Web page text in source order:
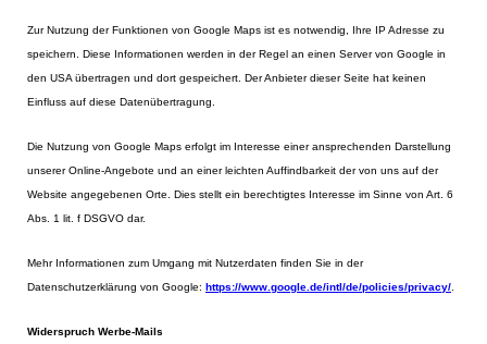
Zur Nutzung der Funktionen von Google Maps ist es notwendig, Ihre IP Adresse zu
speichern. Diese Informationen werden in der Regel an einen Server von Google in
den USA übertragen und dort gespeichert. Der Anbieter dieser Seite hat keinen
Einfluss auf diese Datenübertragung.
Die Nutzung von Google Maps erfolgt im Interesse einer ansprechenden Darstellung
unserer Online-Angebote und an einer leichten Auffindbarkeit der von uns auf der
Website angegebenen Orte. Dies stellt ein berechtigtes Interesse im Sinne von Art. 6
Abs. 1 lit. f DSGVO dar.
Mehr Informationen zum Umgang mit Nutzerdaten finden Sie in der
Datenschutzerklärung von Google: https://www.google.de/intl/de/policies/privacy/
Widerspruch Werbe-Mails